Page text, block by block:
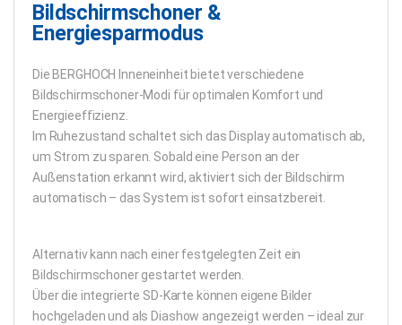
Bildschirmschoner &
Energiesparmodus​
Die BERGHOCH Inneneinheit bietet verschiedene
Bildschirmschoner-Modi für optimalen Komfort und
Energieeffizienz.
Im Ruhezustand schaltet sich das Display automatisch ab,
um Strom zu sparen. Sobald eine Person an der
Außenstation erkannt wird, aktiviert sich der Bildschirm
automatisch – das System ist sofort einsatzbereit.
Alternativ kann nach einer festgelegten Zeit ein
Bildschirmschoner gestartet werden.
Über die integrierte SD-Karte können eigene Bilder
hochgeladen und als Diashow angezeigt werden – ideal zur